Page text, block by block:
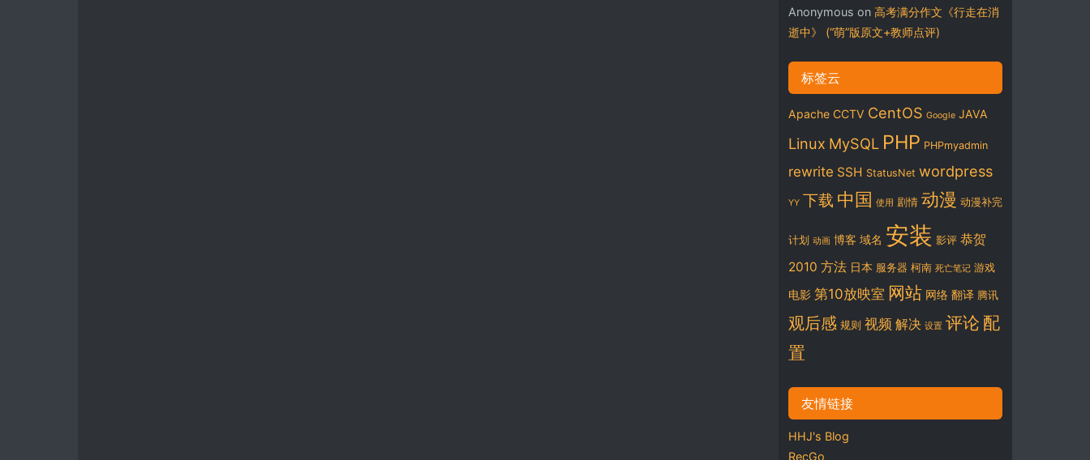
Anonymous on 高考满分作文《行走在消
逝中》 (“萌”版原文+教师点评)
标签云
Apache CCTV CentOS Google JAVA
Linux MySQL PHP PHPmyadmin
rewrite SSH StatusNet wordpress
YY 下载 中国 使用 剧情 动漫 动漫补完
计划 动画 博客 域名 安装 影评 恭贺
2010 方法 日本 服务器 柯南 死亡笔记 游戏
电影 第10放映室 网站 网络 翻译 腾讯
观后感 规则 视频 解决 设置 评论 配
置
友情链接
HHJ's Blog
RecGo